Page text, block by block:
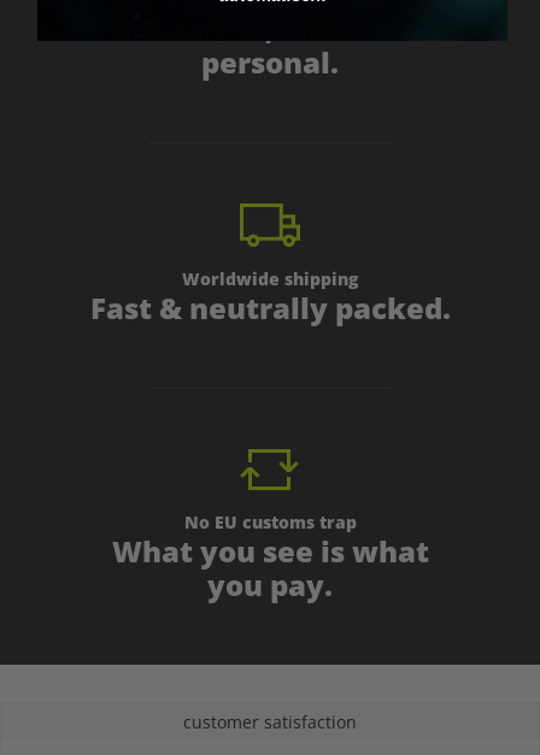
personal.
Worldwide shipping
Fast & neutrally packed.
No EU customs trap
What you see is what
you pay.
customer satisfaction